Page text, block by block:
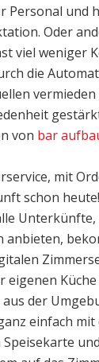
Personal und
Oder
viel weniger
die
von bar
mit
schon
Unterkünfte,
anbieten,
eigenen
der
einfach mit